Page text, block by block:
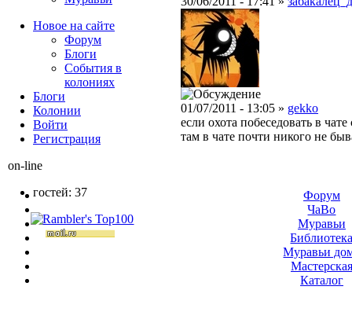
01/07/2011 - 13:05 » gekko
если охота побеседовать в
там в чате почти никого не
Новое на сайте
Форум
Блоги
События в
колониях
Блоги
Колонии
Войти
Peгиcтpaция
on-line
гостей: 37
Форум
ЧаВо
Муравьи
Муравьи
Мастерская
Каталог